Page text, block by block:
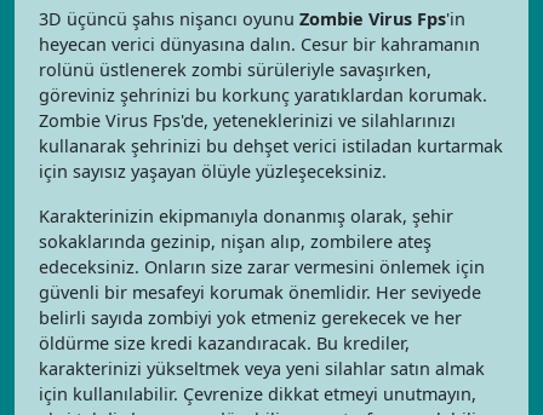
3D üçüncü şahıs nişancı oyunu Zombie Virus Fps'in
heyecan verici dünyasına dalın. Cesur bir kahramanın
rolünü üstlenerek zombi sürüleriyle savaşırken,
göreviniz şehrinizi bu korkunç yaratıklardan korumak.
Zombie Virus Fps'de, yeteneklerinizi ve silahlarınızı
kullanarak şehrinizi bu dehşet verici istiladan kurtarmak
için sayısız yaşayan ölüyle yüzleşeceksiniz.
Karakterinizin ekipmanıyla donanmış olarak, şehir
sokaklarında gezinip, nişan alıp, zombilere ateş
edeceksiniz. Onların size zarar vermesini önlemek için
güvenli bir mesafeyi korumak önemlidir. Her seviyede
belirli sayıda zombiyi yok etmeniz gerekecek ve her
öldürme size kredi kazandıracak. Bu krediler,
karakterinizi yükseltmek veya yeni silahlar satın almak
için kullanılabilir. Çevrenize dikkat etmeyi unutmayın,